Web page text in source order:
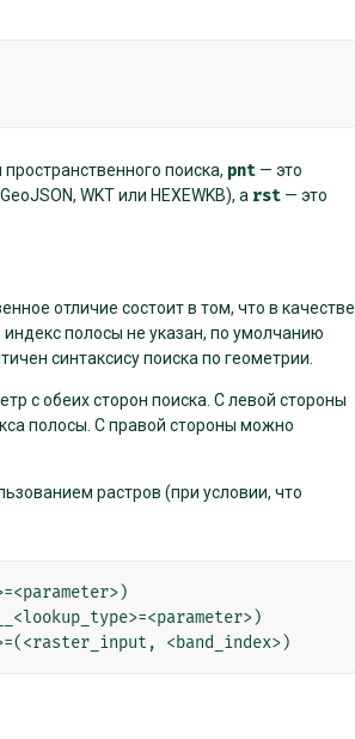
пространственного поиска, pnt — это
WKT или HEXEWKB), а rst — это
отличие состоит в том, что в качестве
полосы не указан, по умолчанию
синтаксису поиска по геометрии.
с обеих сторон поиска. С левой стороны
полосы. С правой стороны можно
растров (при условии, что